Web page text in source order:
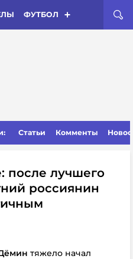
ФУТБОЛ
Статьи Комменты
после лучшего
россиянин
тяжело начал